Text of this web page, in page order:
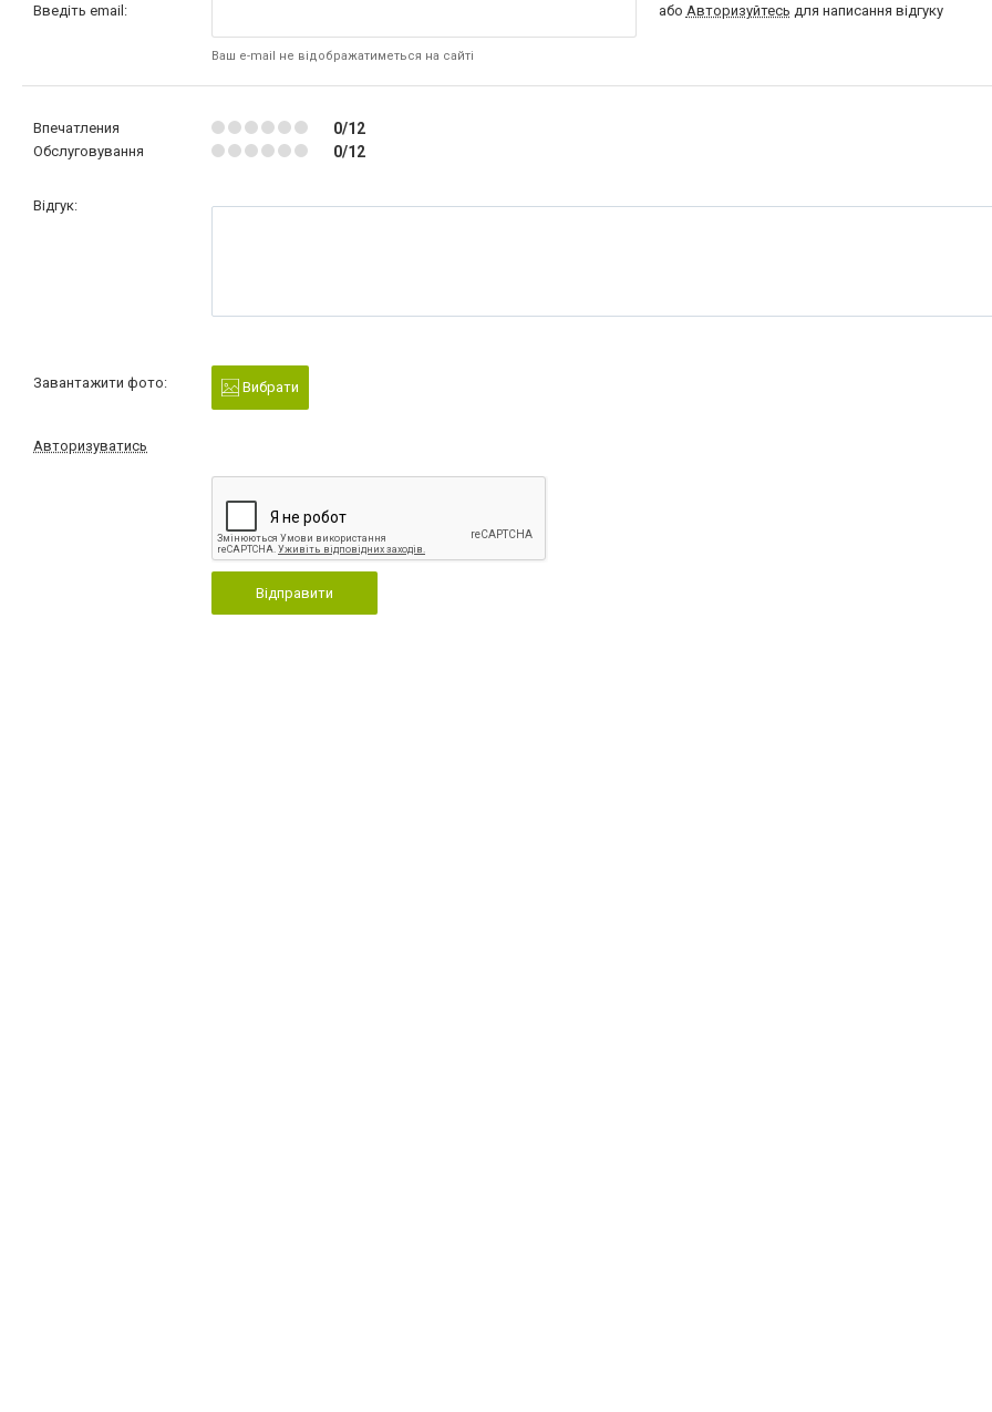
Введіть email:
Ваш e-mail не відображатиметься на сайті
або Авторизуйтесь для написання відгуку
Впечатления 0/12
Обслуговування 0/12
Відгук:
Завантажити фото: Вибрати
Авторизуватись
Відправити